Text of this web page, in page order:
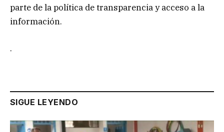
parte de la política de transparencia y acceso a la
información.
.
SIGUE LEYENDO